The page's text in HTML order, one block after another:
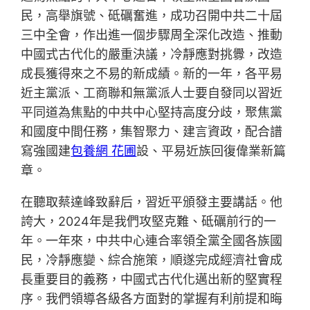
民，高舉旗號、砥礪奮進，成功召開中共二十屆
三中全會，作出進一個步驟周全深化改造、推動
中國式古代化的嚴重決議，冷靜應對挑釁，改造
成長獲得來之不易的新成績。新的一年，各平易
近主黨派、工商聯和無黨派人士要自發同以習近
平同道為焦點的中共中心堅持高度分歧，聚焦黨
和國度中間任務，集智聚力、建言資政，配合譜
寫強國建包養網 花圃設、平易近族回復偉業新篇
章。
在聽取蔡達峰致辭后，習近平頒發主要講話。他
誇大，2024年是我們攻堅克難、砥礪前行的一
年。一年來，中共中心連合率領全黨全國各族國
民，冷靜應變、綜合施策，順遂完成經濟社會成
長重要目的義務，中國式古代化邁出新的堅實程
序。我們領導各級各方面對的掌握有利前提和晦